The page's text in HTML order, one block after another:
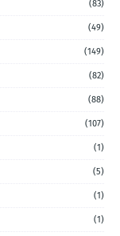
(83)
(49)
(149)
(82)
(88)
(107)
(1)
(5)
(1)
(1)